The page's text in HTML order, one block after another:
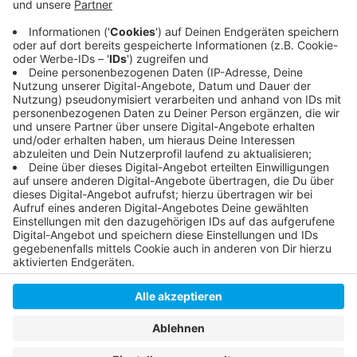
Betroffen ist ein Bereich rund um die Kettwiger-,
Hoffeld- und Behrenstraße sowie der Flinger Broich.
Mitarbeiter der Stadtwerke sind vor Ort, um den
Schaden zu beheben.
Anzeige
Anzeige